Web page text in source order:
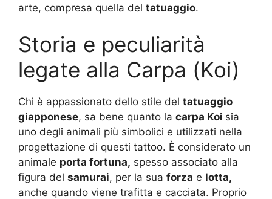
arte, compresa quella del tatuaggio.
Storia e peculiarità
legate alla Carpa (Koi)
Chi è appassionato dello stile del tatuaggio
giapponese, sa bene quanto la carpa Koi sia
uno degli animali più simbolici e utilizzati nella
progettazione di questi tattoo. È considerato un
animale porta fortuna, spesso associato alla
figura del samurai, per la sua forza e lotta,
anche quando viene trafitta e cacciata. Proprio